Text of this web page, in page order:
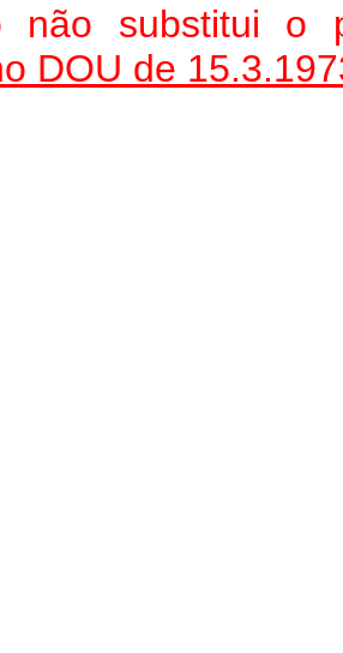
não substitui o
DOU de